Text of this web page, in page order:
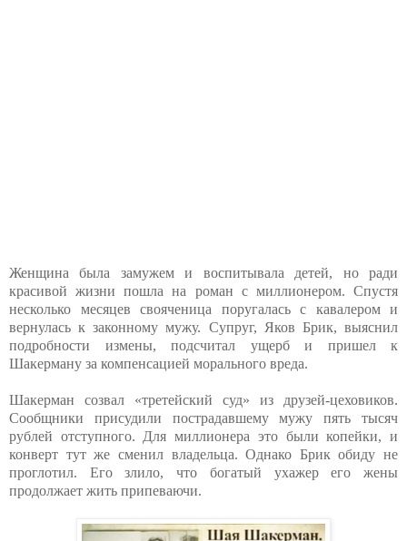
Женщина была замужем и воспитывала детей, но ради
красивой жизни пошла на роман с миллионером. Спустя
несколько месяцев свояченица поругалась с кавалером и
вернулась к законному мужу. Супруг, Яков Брик, выяснил
подробности измены, подсчитал ущерб и пришел к
Шакерману за компенсацией морального вреда.
Шакерман созвал «третейский суд» из друзей-цеховиков.
Сообщники присудили пострадавшему мужу пять тысяч
рублей отступного. Для миллионера это были копейки, и
конверт тут же сменил владельца. Однако Брик обиду не
проглотил. Его злило, что богатый ухажер его жены
продолжает жить припеваючи.